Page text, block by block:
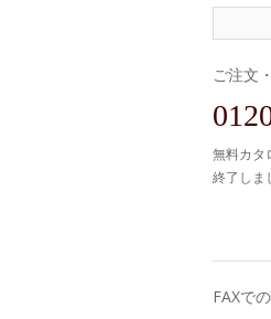
ご注文
無料カタ
終了しま
FAXで